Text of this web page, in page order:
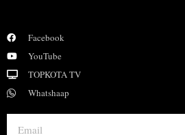
Facebook
YouTube
TOPKOTA TV
Whatshaap